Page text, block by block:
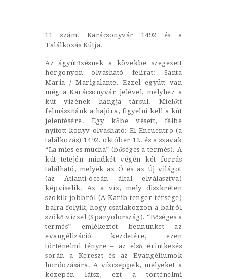
Castillo Monumento Colomares
BENALMÁDENA
INICIO
HISTORIA
CONSTRUCCIÓN
FOTOS
11 szám. Karácsonyvár 1492 és a
Találkozás Kútja.
Az ágyútűzésnek a kövekbe szegezett
horgonyon olvasható felirat: Santa
Maria / Marigalante. Ezzel együtt van
még a Karácsonyvár jelével, melyhez a
kút vízének hangja társul. Mielőtt
felmásznánk a hajóra, figyelni kell a kút
jelentésére. Egy kőbe vésett, félbe
nyitott könyv olvasható: El Encuentro (a
találkozás) 1492. október 12. és a szavak
“La mies es mucha” (bőséges a termés). A
kút tetején mindkét végén két forrás
található, melyek az Ó és az Új világot
(az Atlanti-óceán által elválasztva)
képviselik. Az a víz, mely diszkréten
szökik jobbról (A Karib-tenger térsége)
balra folyik, hogy csatlakozzon a balról
szökő vízzel (Spanyolország). “Bőséges a
termés” emlékeztet bennünket az
evangélizáció kezdetére, ezen
történelmi tényre – az első érintkezés
során a Kereszt és az Evangéliumok
hordozására. A vízcseppek, melyeket a
közepén látsz, ezt a történelmi